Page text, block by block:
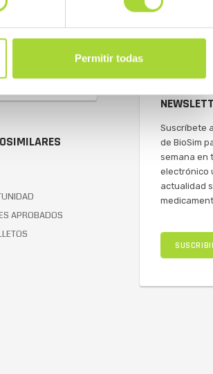
Permitir todas
APROBADOS
Suscríbete
de BioSim
semana en
electrónico
actualidad